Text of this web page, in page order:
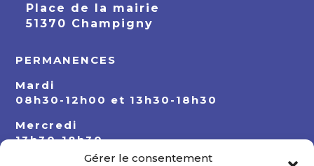
Gérer le consentement
Place de la mairie
51370 Champigny
PERMANENCES
Mardi
08h30-12h00 et 13h30-18h30
Mercredi
13h30-18h30